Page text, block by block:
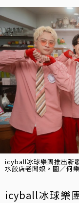
icyball冰球樂團推出新
水餃店老闆娘。圖／何
icyball冰球樂